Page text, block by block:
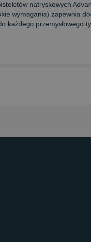
natryskowych
wymagania) zapewnia
każdego przemysłowego